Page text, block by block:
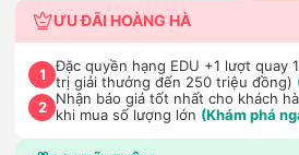
ƯU ĐÃI HOÀNG HÀ
1
Đặc quyền hạng EDU +1 lượt quay
trị giải thưởng đến 250 triệu đồng)
2 Nhận báo giá tốt nhất cho khách
khi mua số lượng lớn (Khám phá